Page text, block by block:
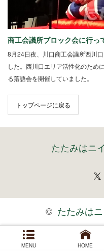
商工会議所ブロック会に行っ
8月24日夜、川口商工会議所西川
した。西川口エリア活性化のため
る落語会を開催していました。
トップページに戻る
たたみはニ
MENU HOME
© たたみは